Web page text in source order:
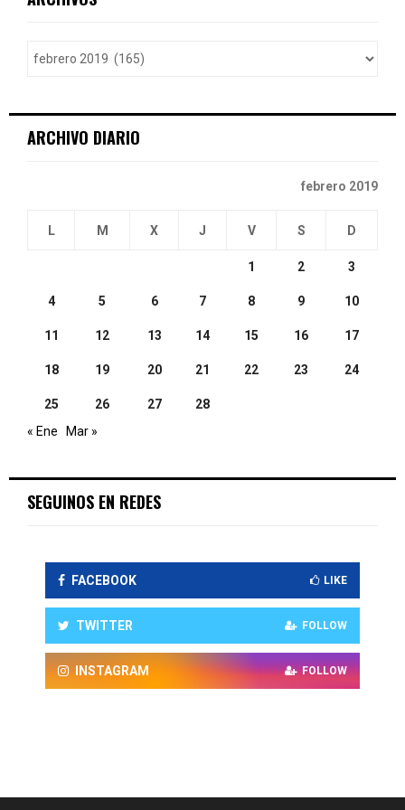
h
ARCHIVO DIARIO
febrero 2019
L M X J V S D
1 2 3
4 5 6 7 8 9 10
11 12 13 14 15 16 17
18 19 20 21 22 23 24
25 26 27
28
« Ene
Mar »
SEGUINOS EN REDES
FACEBOOK LIKE
TWITTER FOLLOW
INSTAGRAM FOLLOW